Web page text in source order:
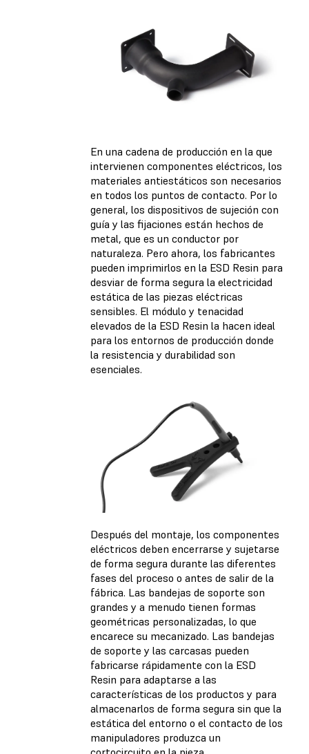
En una cadena de producción en la que
intervienen componentes eléctricos, los
materiales antiestáticos son necesarios
en todos los puntos de contacto. Por lo
general, los dispositivos de sujeción con
guía y las fijaciones están hechos de
metal, que es un conductor por
naturaleza. Pero ahora, los fabricantes
pueden imprimirlos en la ESD Resin para
desviar de forma segura la electricidad
estática de las piezas eléctricas
sensibles. El módulo y tenacidad
elevados de la ESD Resin la hacen ideal
para los entornos de producción donde
la resistencia y durabilidad son
esenciales.
Después del montaje, los componentes
eléctricos deben encerrarse y sujetarse
de forma segura durante las diferentes
fases del proceso o antes de salir de la
fábrica. Las bandejas de soporte son
grandes y a menudo tienen formas
geométricas personalizadas, lo que
encarece su mecanizado. Las bandejas
de soporte y las carcasas pueden
fabricarse rápidamente con la ESD
Resin para adaptarse a las
características de los productos y para
almacenarlos de forma segura sin que la
estática del entorno o el contacto de los
manipuladores produzca un